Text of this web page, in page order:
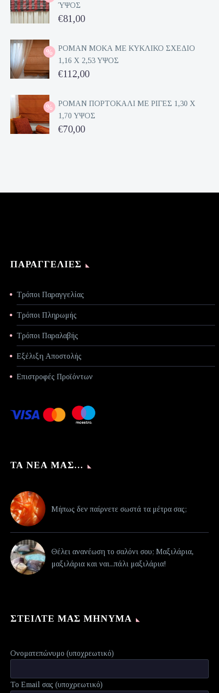
ΎΨΟΣ
Original
was:
€162,00.
€81,00
τρέχουσα
τιμή
είναι:
ΡΟΜΑΝ ΜΟΚΑ ΜΕ ΚΥΚΛΙΚΟ ΣΧΕΔΙΟ
1,16 Χ 2,53 ΥΨΟΣ
Original
was:
€224,00.
€112,00
τρέχουσα
τιμή
είναι:
ΡΟΜΑΝ ΠΟΡΤΟΚΑΛΙ ΜΕ ΡΙΓΕΣ 1,30 Χ
1,70 ΥΨΟΣ
Original
€70,00
ΠΑΡΑΓΓΕΛΊΕΣ
Τρόποι Παραγγελίας
Τρόποι Πληρωμής
Τρόποι Παραλαβής
Εξέλιξη Αποστολής
Επιστροφές Προϊόντων
ΤΑ ΝΈΑ ΜΑΣ…
Μήπως δεν παίρνετε σωστά τα μέτρα σας;
Θέλει ανανέωση το σαλόνι σου; Μαξιλάρια,
μαξιλάρια και ναι...πάλι μαξιλάρια!
ΣΤΕΊΛΤΕ ΜΑΣ ΜΉΝΥΜΑ
Ονοματεπώνυμο (υποχρεωτικό)
Το Email σας (υποχρεωτικό)